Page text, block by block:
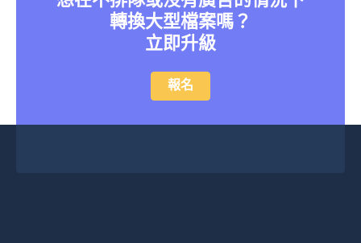
轉換大型檔案嗎？
立即升級
報名